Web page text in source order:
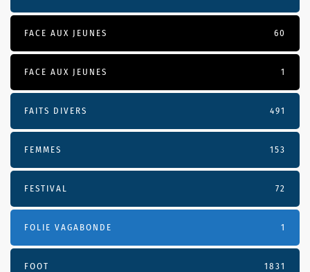
FACE AUX JEUNES 60
FACE AUX JEUNES 1
FAITS DIVERS 491
FEMMES 153
FESTIVAL 72
FOLIE VAGABONDE 1
FOOT 1831